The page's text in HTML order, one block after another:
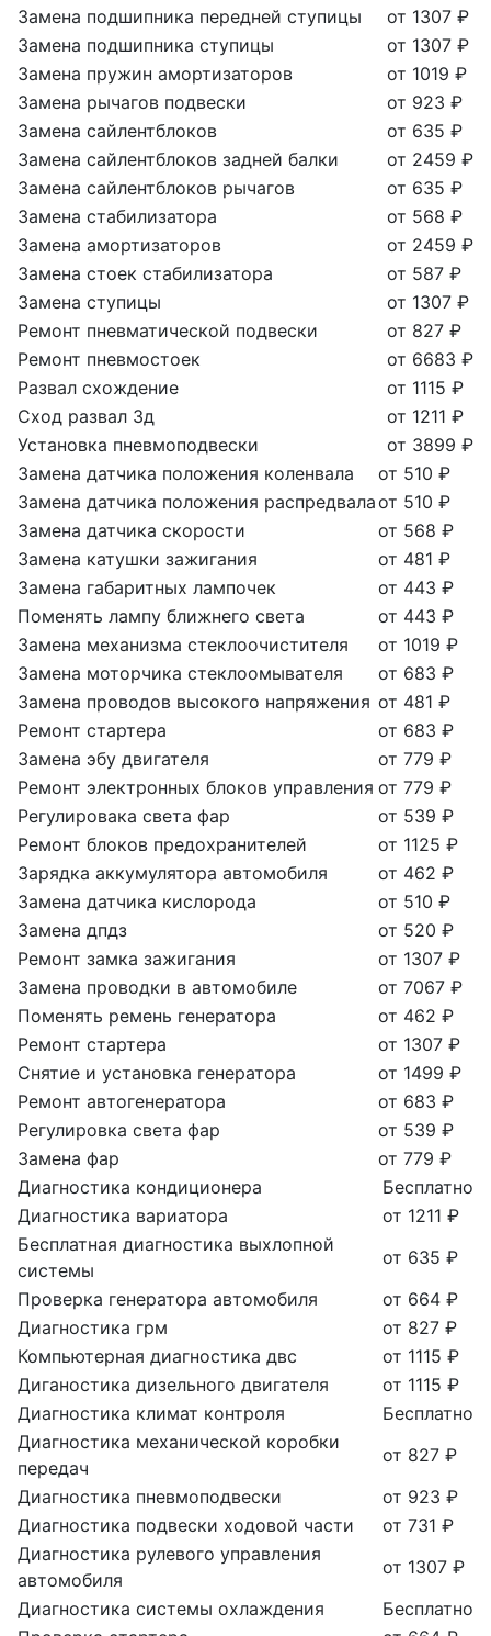
Замена подшипника передней ступицы
от 1307 ₽
Замена подшипника ступицы
от 1307 ₽
Замена пружин амортизаторов
от 1019 ₽
Замена рычагов подвески
от 923 ₽
Замена сайлентблоков
от 635 ₽
Замена сайлентблоков задней балки
от 2459 ₽
Замена сайлентблоков рычагов
от 635 ₽
Замена стабилизатора
от 568 ₽
Замена амортизаторов
от 2459 ₽
Замена стоек стабилизатора
от 587 ₽
Замена ступицы
от 1307 ₽
Ремонт пневматической подвески
от 827 ₽
Ремонт пневмостоек
от 6683 ₽
Развал схождение
от 1115 ₽
Сход развал 3д
от 1211 ₽
Установка пневмоподвески
от 3899 ₽
Замена датчика положения коленвала
от 510 ₽
Замена датчика положения распредвалаот 510 ₽
Замена датчика скорости
от 568 ₽
Замена катушки зажигания
от 481 ₽
Замена габаритных лампочек
от 443 ₽
Поменять лампу ближнего света
от 443 ₽
Замена механизма стеклоочистителя
от 1019 ₽
Замена моторчика стеклоомывателя
от 683 ₽
Замена проводов высокого напряжения от 481 ₽
Ремонт стартера
от 683 ₽
Замена эбу двигателя
от 779 ₽
Ремонт электронных блоков управления от 779 ₽
Регулировака света фар
от 539 ₽
Ремонт блоков предохранителей
от 1125 ₽
Зарядка аккумулятора автомобиля
от 462 ₽
Замена датчика кислорода
от 510 ₽
Замена дпдз
от 520 ₽
Ремонт замка зажигания
от 1307 ₽
Замена проводки в автомобиле
от 7067 ₽
Поменять ремень генератора
от 462 ₽
Ремонт стартера
от 1307 ₽
Снятие и установка генератора
от 1499 ₽
Ремонт автогенератора
от 683 ₽
Регулировка света фар
от 539 ₽
Замена фар
от 779 ₽
Диагностика кондиционера
Бесплатно
Диагностика вариатора
от 1211 ₽
Бесплатная диагностика выхлопной
системы
от 635 ₽
Проверка генератора автомобиля
от 664 ₽
Диагностика грм
от 827 ₽
Компьютерная диагностика двс
от 1115 ₽
Диганостика дизельного двигателя
от 1115 ₽
Диагностика климат контроля
Бесплатно
Диагностика механической коробки
передач
от 827 ₽
Диагностика пневмоподвески
от 923 ₽
Диагностика подвески ходовой части
от 731 ₽
Диагностика рулевого управления
автомобиля
от 1307 ₽
Диагностика системы охлаждения
Бесплатно